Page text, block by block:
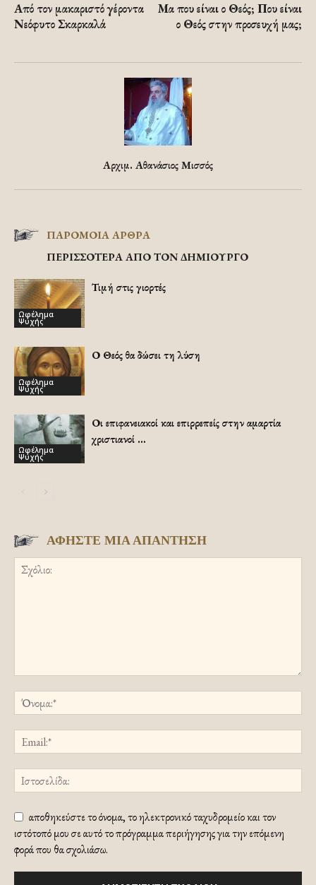
Από τον μακαριστό γέροντα
Νεόφυτο Σκαρκαλά
Μα που είναι ο Θεός; Που είναι
ο Θεός στην προσευχή μας;
Αρχιμ. Αθανάσιος Μισσός
ΠΑΡΟΜΟΙΑ ΑΡΘΡΑ
ΠΕΡΙΣΣΟΤΕΡΑ ΑΠΟ ΤΟΝ ΔΗΜΙΟΥΡΓΟ
Ωφέλημα
Ψυχής
Τιμή στις γιορτές
Ωφέλημα
Ψυχής
Ο Θεός θα δώσει τη λύση
Ωφέλημα
Ψυχής
Οι επιφανειακοί και επιρρεπείς στην αμαρτία
χριστιανοί …
ΑΦΗΣΤΕ ΜΙΑ ΑΠΑΝΤΗΣΗ
αποθηκεύστε το όνομα, το ηλεκτρονικό ταχυδρομείο και τον
ιστότοπό μου σε αυτό το πρόγραμμα περιήγησης για την επόμενη
φορά που θα σχολιάσω.